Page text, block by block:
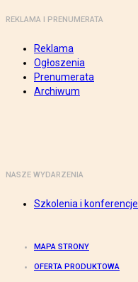
REKLAMA I PRENUMERATA
Reklama
Ogłoszenia
Prenumerata
Archiwum
NASZE WYDARZENIA
Szkolenia i konferencje
MAPA STRONY
OFERTA PRODUKTOWA